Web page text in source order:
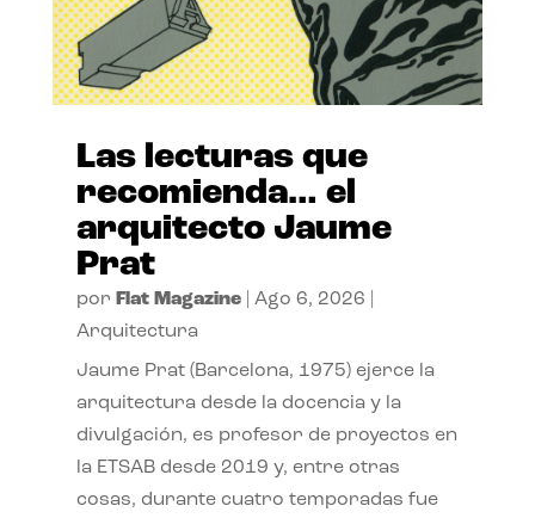
Las lecturas que
recomienda… el
arquitecto Jaume
Prat
por Flat Magazine| Ago 6, 2026
Arquitectura
Jaume Prat (Barcelona, 1975) ejerce la
arquitectura desde la docencia y la
divulgación, es profesor de proyectos en
la ETSAB desde 2019 y, entre otras
cosas, durante cuatro temporadas fue